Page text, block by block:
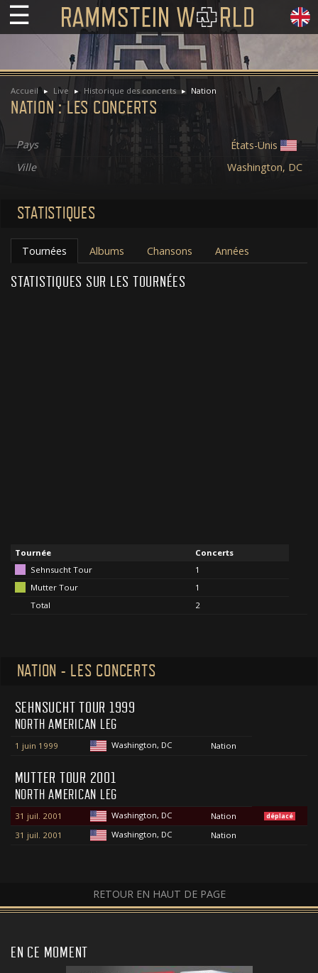
☰
Accueil Live Historique des concerts Nation
NATION : LES CONCERTS
Pays
États-Unis
Ville
Washington, DC
STATISTIQUES
Tournées Albums Chansons Années
STATISTIQUES SUR LES TOURNÉES
Tournée
Concerts
Sehnsucht Tour
1
Mutter Tour
1
Total
2
NATION - LES CONCERTS
SEHNSUCHT TOUR 1999
NORTH AMERICAN LEG
1 juin 1999 Washington, DC Nation
MUTTER TOUR 2001
NORTH AMERICAN LEG
31 juil. 2001 Washington, DC Nation déplacé
31 juil. 2001 Washington, DC Nation
RETOUR EN HAUT DE PAGE
EN CE MOMENT